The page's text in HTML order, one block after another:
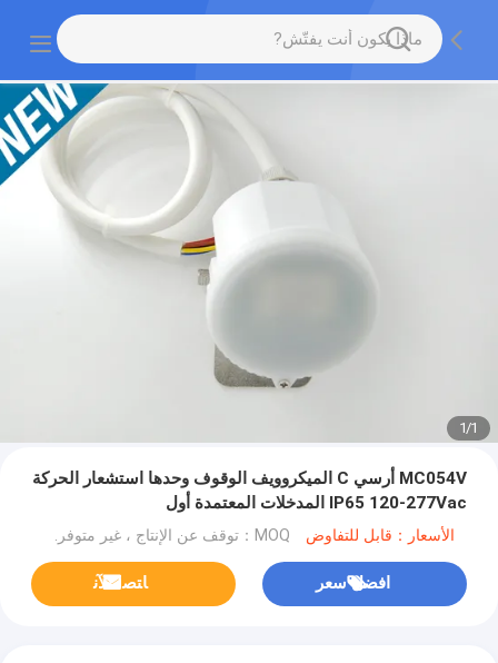
1
/
1
MC054V أرسي C الميكروويف الوقوف وحدها استشعار الحركة
IP65 120-277Vac المدخلات المعتمدة أول
الأسعار：قابل للتفاوض MOQ：توقف عن الإنتاج ، غير متوفر.
افضل سعر ﺎﺘﺼﻟ ﺍﻶﻧ